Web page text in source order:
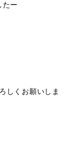
たー
しくお願いしま